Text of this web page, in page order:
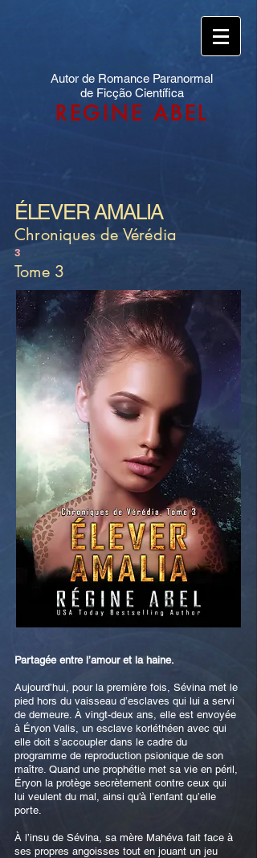
Autor de Romance Paranormal
de Ficção Científica
REGINE ABEL
ÉLEVER AMALIA
Chroniques de Vérédia
3
Tome 3
Partagée entre l’amour et la haine.
Aujourd’hui, pour la première fois, Sévina met le
pied hors du vaisseau d’esclaves qui lui a servi
de demeure. À vingt-deux ans, elle est envoyée
à Éryon Valis, un esclave korléthéen avec qui
elle doit s’accoupler dans le cadre du
programme de reproduction psionique de son
maître. Quand une prophétie met sa vie en péril,
Éryon la protège secrètement contre ceux qui
lui veulent du mal, ainsi qu'à l’enfant qu’elle
porte.
À l’insu de Sévina, sa mère Mahéva fait face à
ses propres angoisses tout en jouant un jeu